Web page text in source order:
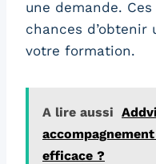
une demande.
chances
votre formation.
A lire aussi
efficace ?